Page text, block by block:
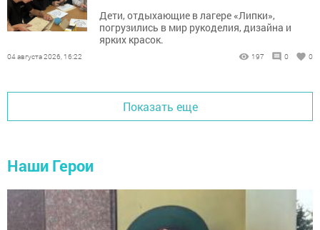
Дети, отдыхающие в лагере «Липки»,
погрузились в мир рукоделия, дизайна и
ярких красок.
04 августа 2026, 16:22 197 0 0
Показать еще
Наши Герои